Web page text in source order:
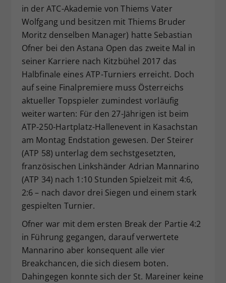
in der ATC-Akademie von Thiems Vater
Wolfgang und besitzen mit Thiems Bruder
Moritz denselben Manager) hatte Sebastian
Ofner bei den Astana Open das zweite Mal in
seiner Karriere nach Kitzbühel 2017 das
Halbfinale eines ATP-Turniers erreicht. Doch
auf seine Finalpremiere muss Österreichs
aktueller Topspieler zumindest vorläufig
weiter warten: Für den 27-Jährigen ist beim
ATP-250-Hartplatz-Hallenevent in Kasachstan
am Montag Endstation gewesen. Der Steirer
(ATP 58) unterlag dem sechstgesetzten,
französischen Linkshänder Adrian Mannarino
(ATP 34) nach 1:10 Stunden Spielzeit mit 4:6,
2:6 – nach davor drei Siegen und einem stark
gespielten Turnier.
Ofner war mit dem ersten Break der Partie 4:2
in Führung gegangen, darauf verwertete
Mannarino aber konsequent alle vier
Breakchancen, die sich diesem boten.
Dahingegen konnte sich der St. Mareiner keine
Zweck
Dieser Wert speichert Ihre Consent-
Einstellungen. Unter anderem eine
zufällig generierte ID, für die
historische Speicherung Ihrer
vorgenommen Einstellungen, falls der
hat.